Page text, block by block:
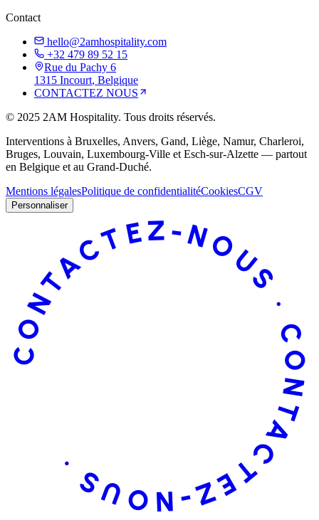
Contact
hello@2amhospitality.com
+32 479 89 52 15
Rue du Pachy 6
1315 Incourt, Belgique
CONTACTEZ NOUS
© 2025 2AM Hospitality. Tous droits réservés.
Interventions à Bruxelles, Anvers, Gand, Liège, Namur, Charleroi,
Bruges, Louvain, Luxembourg-Ville et Esch-sur-Alzette — partout
en Belgique et au Grand-Duché.
Mentions légalesPolitique de confidentialitéCookiesCGV
Personnaliser
CONTACTEZ-NOUS · CONTACTEZ-NOUS ·